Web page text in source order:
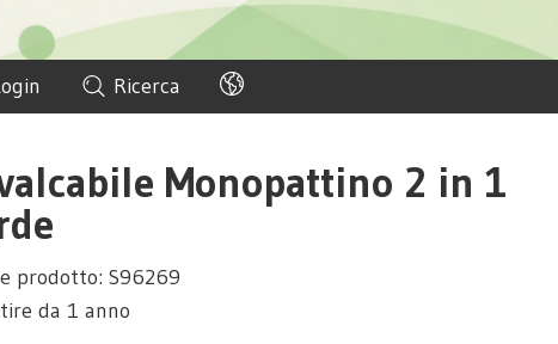
Ricerca
Monopattino 2 in 1
prodotto: S96269
da 1 anno